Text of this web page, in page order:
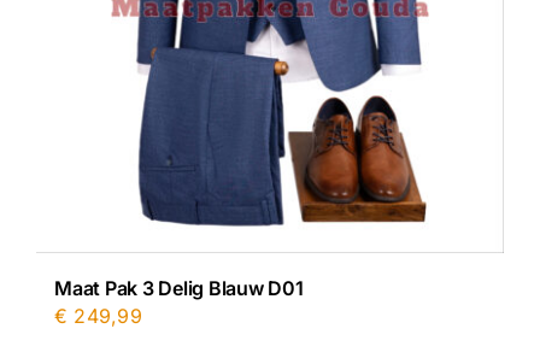
Maat Pak 3 Delig Blauw D01
€ 249,99